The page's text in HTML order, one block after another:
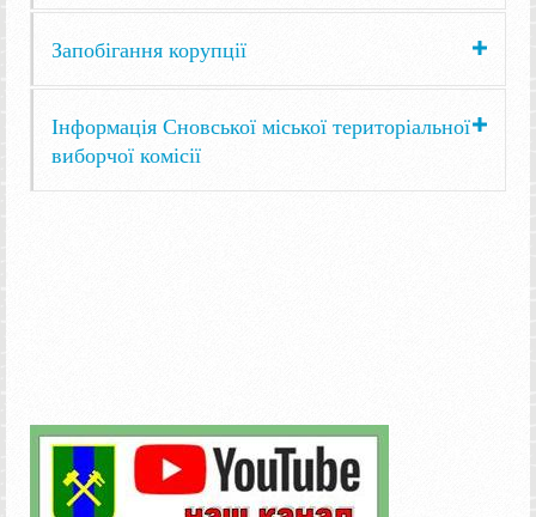
Запобігання корупції
Інформація Сновської міської територіальної
виборчої комісії